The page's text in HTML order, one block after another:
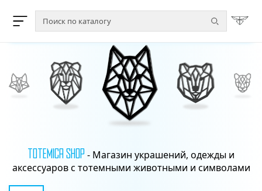
Totemica shop- Магазин украшений, одежды и
аксессуаров с тотемными животными и символами